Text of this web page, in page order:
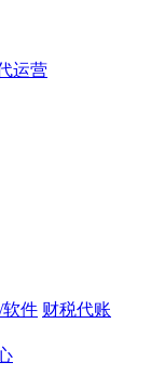
运营
件 财税代账